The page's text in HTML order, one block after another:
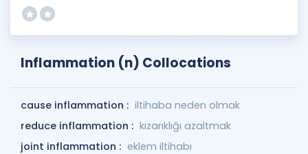
Inflammation (n) Collocations
cause inflammation : iltihaba neden olmak
reduce inflammation : kızarıklığı azaltmak
joint inflammation : eklem iltihabı